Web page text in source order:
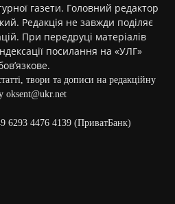
газети. Головний редактор
Редакція не завжди поділяє
При передруці матеріалів
посилання на «УЛГ»
твори та дописи на редакційну
oksent@ukr.net
6293 4476 4139 (ПриватБанк)